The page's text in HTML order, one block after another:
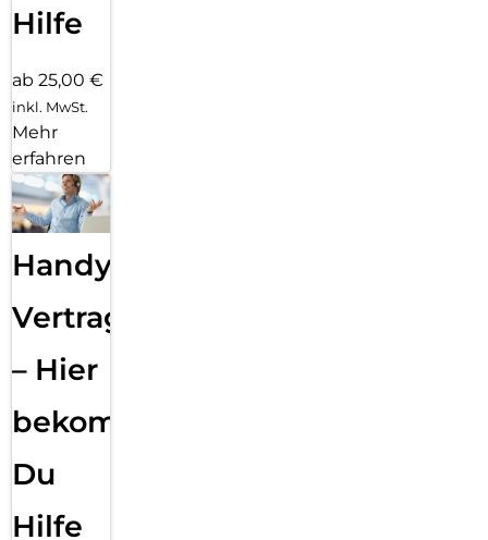
Hilfe
ab 25,00 €
inkl. MwSt.
Mehr
erfahren
Handy
Vertragsabwicklung
– Hier
bekommst
Du
Hilfe